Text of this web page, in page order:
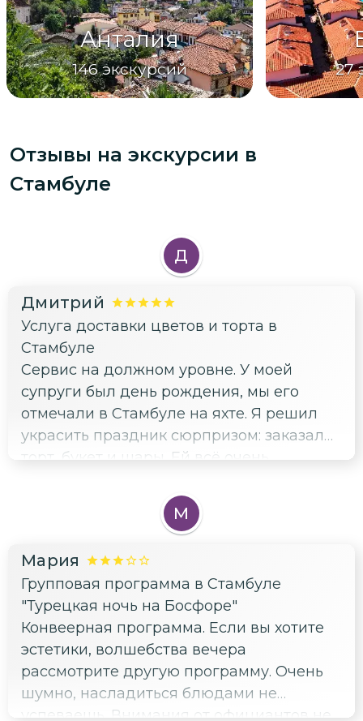
Анталия
146 экскурсий 27
Отзывы на экскурсии в
Стамбуле
Д
Дмитрий
Услуга доставки цветов и торта в
Стамбуле
Сервис на должном уровне. У моей
супруги был день рождения, мы его
отмечали в Стамбуле на яхте. Я решил
украсить праздник сюрпризом: заказал
торт, букет и шары. Ей всё очень
слаженность услуги. Рекомендую, вашим
близким придется по душе такой знак
М
Мария
Групповая программа в Стамбуле
"Турецкая ночь на Босфоре"
Конвеерная программа. Если вы хотите
эстетики, волшебства вечера
рассмотрите другую программу. Очень
шумно, насладиться блюдами не
успеваешь. Внимания от официантов не